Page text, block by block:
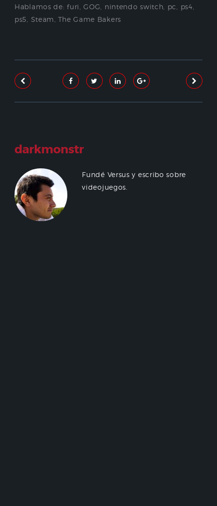
Hablamos de:furi ,GOG nintendo switch pc ps4
ps5
Steam ,The Game Bakers
darkmonstr
Fundé Versus y escribo sobre
videojuegos.